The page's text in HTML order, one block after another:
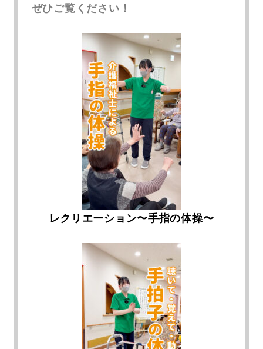
ぜひご覧ください！
レクリエーション〜手指の体操〜